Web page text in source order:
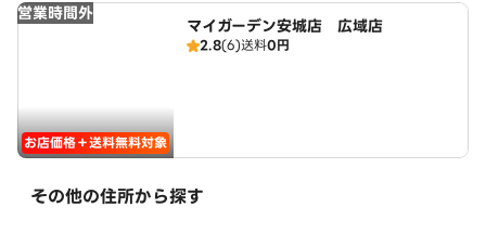
営業時間外
お店価格＋送料無料対象
マイガーデン安城店 広域店
2.8(6)送料0円
その他の住所から探す